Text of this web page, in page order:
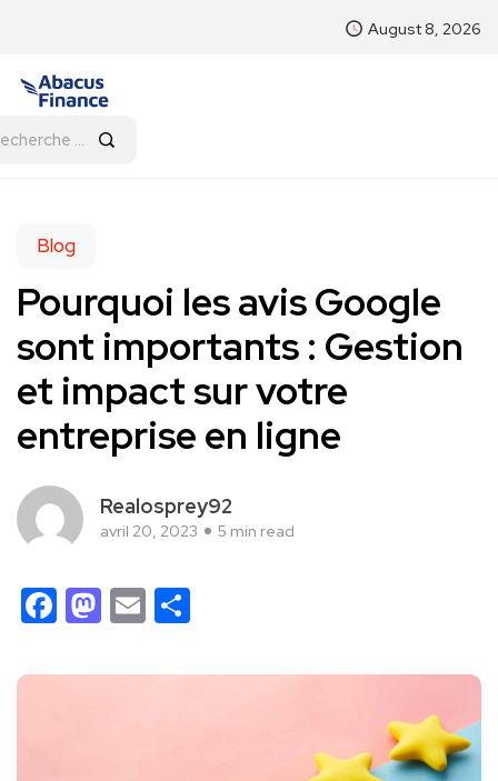
August 8, 2026
Blog
Pourquoi les avis Google
sont importants : Gestion
et impact sur votre
entreprise en ligne
Realosprey92
avril 20, 2023 5 min read
Facebook
Mastodon
Email